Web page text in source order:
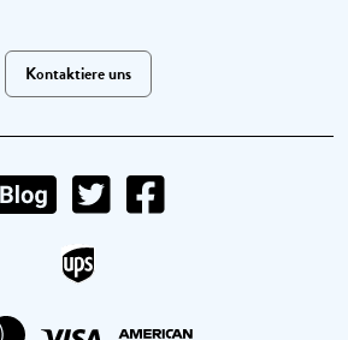
Kontaktiere uns